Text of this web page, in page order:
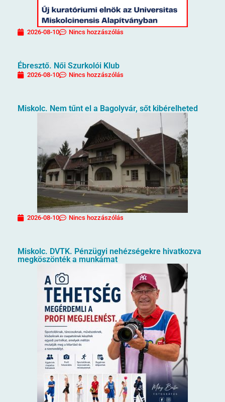
2026-08-10 Nincs hozzászólás
Ébresztő. Női Szurkolói Klub
2026-08-10 Nincs hozzászólás
Miskolc. Nem tűnt el a Bagolyvár, sőt kibérelheted
2026-08-10 Nincs hozzászólás
Miskolc. DVTK. Pénzügyi nehézségekre hivatkozva
megköszönték a munkámat